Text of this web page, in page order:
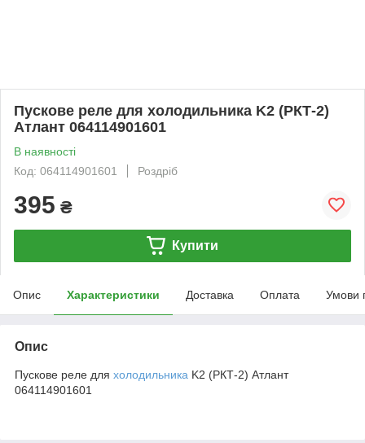
Пускове реле для холодильника K2 (РКТ-2)
Атлант 064114901601
В наявності
Код: 064114901601
Роздріб
395 ₴
Купити
Опис Характеристики Доставка Оплата Умови
Опис
Пускове реле для холодильника K2 (РКТ-2) Атлант
064114901601